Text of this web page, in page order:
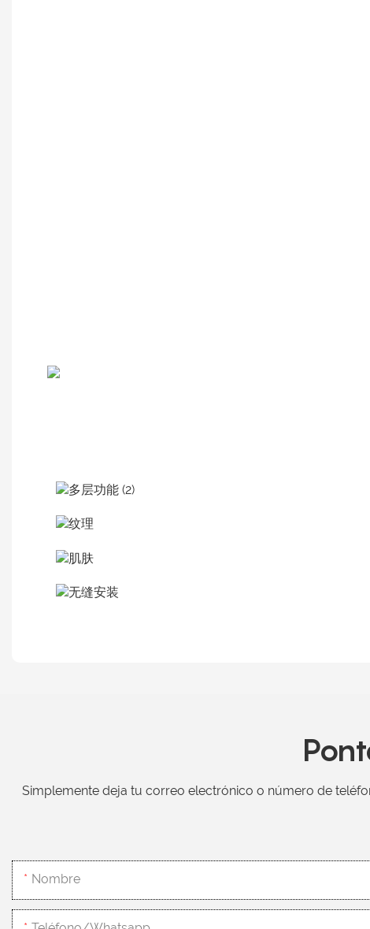
Simplemente deja tu correo electrónico o número de
Nombre